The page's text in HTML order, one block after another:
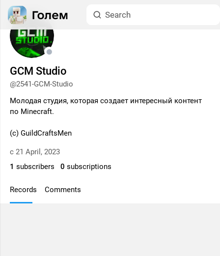
GCM Studio
@2541-GCM-Studio
Молодая студия, которая создает интересный контент
по Minecraft.
(c) GuildCraftsMen
с 21 April, 2023
1 subscribers 0 subscriptions
Records Comments